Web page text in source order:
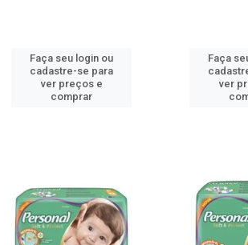
Faça seu login ou
cadastre-se para
ver preços e
comprar
Faça
ver